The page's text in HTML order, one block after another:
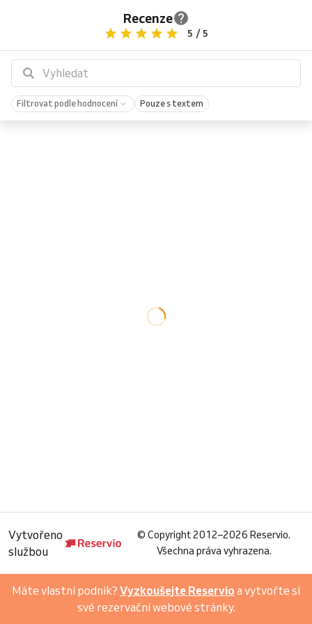
Recenze
5 / 5
Filtrovat podle hodnocení Pouze s textem
Vytvořeno
službou
© Copyright 2012–2026 Reservio.
Všechna práva vyhrazena.
Máte vlastní podnik? Vyzkoušejte Reservio a vytvořte si
své rezervační webové stránky.